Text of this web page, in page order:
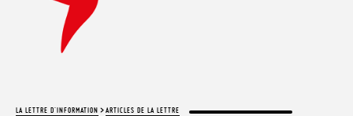
LA LETTRE D'INFORMATION >ARTICLES DE LA LETTRE